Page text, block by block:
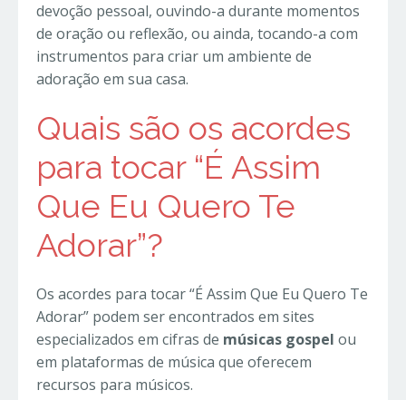
devoção pessoal, ouvindo-a durante momentos
de oração ou reflexão, ou ainda, tocando-a com
instrumentos para criar um ambiente de
adoração em sua casa.
Quais são os acordes
para tocar “É Assim
Que Eu Quero Te
Adorar”?
Os acordes para tocar “É Assim Que Eu Quero Te
Adorar” podem ser encontrados em sites
especializados em cifras de músicas gospel ou
em plataformas de música que oferecem
recursos para músicos.